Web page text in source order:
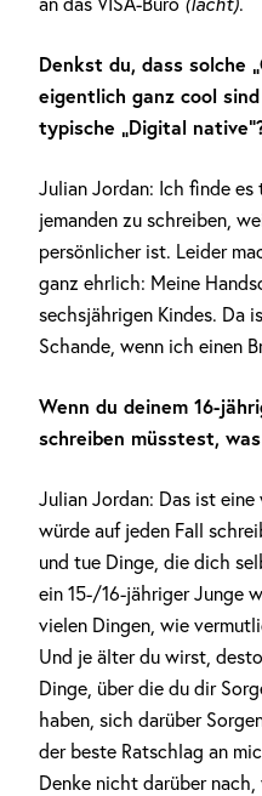
Denkst du, dass solche
eigentlich ganz cool
typische „Digital
Julian Jordan: Ich finde
jemanden zu schreiben,
persönlicher ist. Leider
ganz ehrlich: Meine
sechsjährigen Kindes. Da
Schande, wenn ich einen
Wenn du deinem 16-
schreiben müsstest,
Julian Jordan: Das ist
würde auf jeden Fall
und tue Dinge, die dich
ein 15-/16-jähriger Junge
vielen Dingen, wie
Und je älter du wirst,
Dinge, über die du dir
haben, sich darüber
der beste Ratschlag an
Denke nicht darüber